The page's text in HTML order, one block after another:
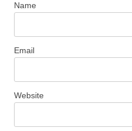
Name
Email
Website